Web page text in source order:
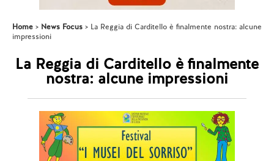
Home News Focus
La Reggia di Carditello è finalmente nostra: alcune
impressioni
La Reggia di Carditello è finalmente
nostra: alcune impressioni